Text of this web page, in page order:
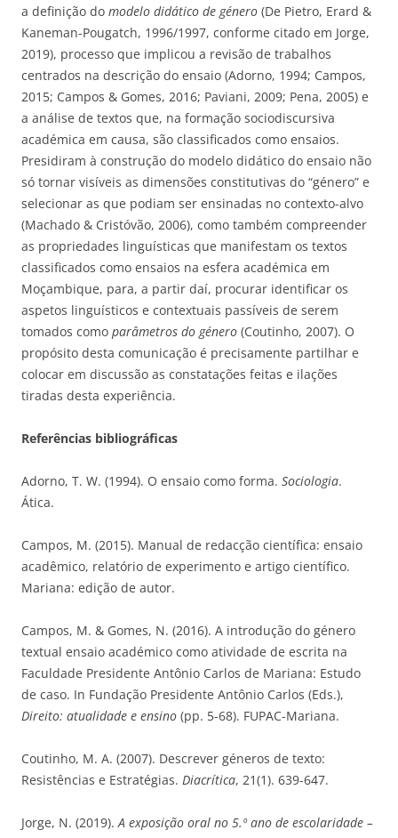
a definição do modelo didático de género (De Pietro, Erard &
Kaneman-Pougatch, 1996/1997, conforme citado em Jorge,
2019), processo que implicou a revisão de trabalhos
centrados na descrição do ensaio (Adorno, 1994; Campos,
2015; Campos & Gomes, 2016; Paviani, 2009; Pena, 2005) e
a análise de textos que, na formação sociodiscursiva
académica em causa, são classificados como ensaios.
Presidiram à construção do modelo didático do ensaio não
só tornar visíveis as dimensões constitutivas do “género” e
selecionar as que podiam ser ensinadas no contexto-alvo
(Machado & Cristóvão, 2006), como também compreender
as propriedades linguísticas que manifestam os textos
classificados como ensaios na esfera académica em
Moçambique, para, a partir daí, procurar identificar os
aspetos linguísticos e contextuais passíveis de serem
tomados como parâmetros do género (Coutinho, 2007). O
propósito desta comunicação é precisamente partilhar e
colocar em discussão as constatações feitas e ilações
tiradas desta experiência.
Referências bibliográficas
Adorno, T. W. (1994). O ensaio como forma. Sociologia.
Ática.
Campos, M. (2015). Manual de redacção científica: ensaio
acadêmico, relatório de experimento e artigo científico.
Mariana: edição de autor.
Campos, M. & Gomes, N. (2016). A introdução do género
textual ensaio académico como atividade de escrita na
Faculdade Presidente Antônio Carlos de Mariana: Estudo
de caso. In Fundação Presidente Antônio Carlos (Eds.),
Direito: atualidade e ensino (pp. 5-68). FUPAC-Mariana.
Coutinho, M. A. (2007). Descrever géneros de texto:
Resistências e Estratégias. Diacrítica, 21(1). 639-647.
Jorge, N. (2019).A exposição oral no 5.º ano de escolaridade –